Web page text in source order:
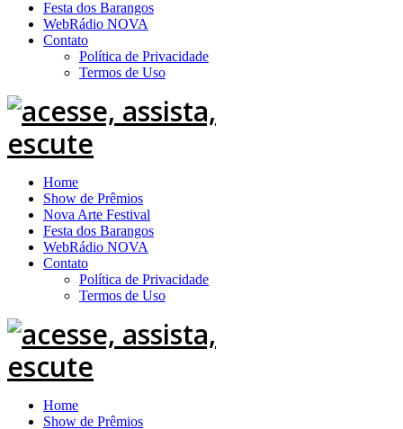
Festa dos Barangos
WebRádio NOVA
Contato
Política de Privacidade
Termos de Uso
Home
Show de Prêmios
Nova Arte Festival
Festa dos Barangos
WebRádio NOVA
Contato
Política de Privacidade
Termos de Uso
Home
Show de Prêmios